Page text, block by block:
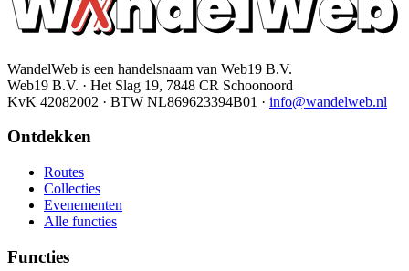
WandelWeb is een handelsnaam van Web19 B.V.
Web19 B.V. · Het Slag 19, 7848 CR Schoonoord
KvK 42082002 · BTW NL869623394B01 · info@wandelweb.nl
Ontdekken
Routes
Collecties
Evenementen
Alle functies
Functies